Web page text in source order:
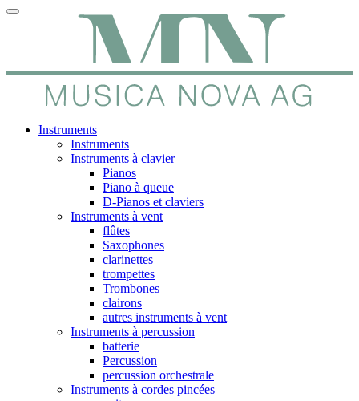
Instruments
Instruments
Instruments à clavier
Pianos
Piano à queue
D-Pianos et claviers
Instruments à vent
flûtes
Saxophones
clarinettes
trompettes
Trombones
clairons
autres instruments à vent
Instruments à percussion
batterie
Percussion
percussion orchestrale
Instruments à cordes pincées